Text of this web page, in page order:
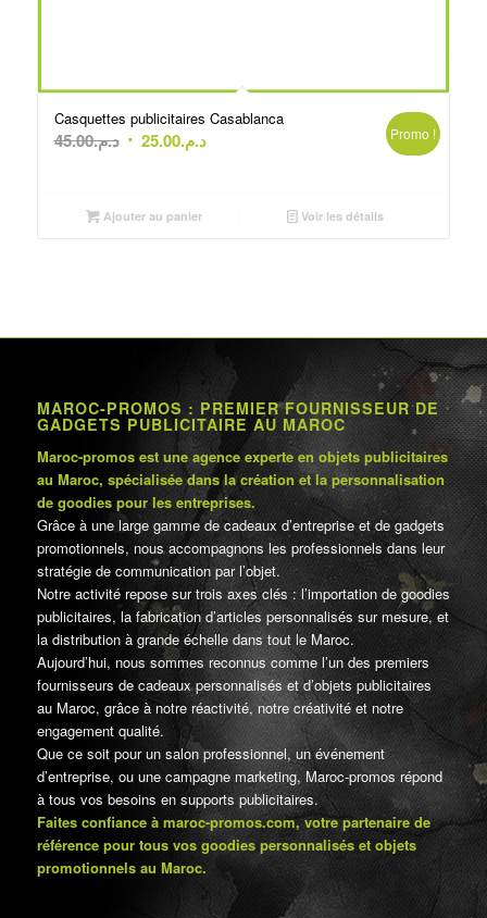
Casquettes publicitaires Casablanca
د.م.45.00
Le
était :
د.م.25.00
Le
Promo !
Ajouter au panier Voir les détails
MAROC-PROMOS : PREMIER FOURNISSEUR DE
GADGETS PUBLICITAIRE AU MAROC
Maroc-promos est une agence experte en objets publicitaires
au Maroc, spécialisée dans la création et la personnalisation
de goodies pour les entreprises.
Grâce à une large gamme de cadeaux d’entreprise et de gadgets
promotionnels, nous accompagnons les professionnels dans leur
stratégie de communication par l’objet.
Notre activité repose sur trois axes clés : l’importation de goodies
publicitaires, la fabrication d’articles personnalisés sur mesure, et
la distribution à grande échelle dans tout le Maroc.
Aujourd’hui, nous sommes reconnus comme l’un des premiers
fournisseurs de cadeaux personnalisés et d’objets publicitaires
au Maroc, grâce à notre réactivité, notre créativité et notre
engagement qualité.
Que ce soit pour un salon professionnel, un événement
d’entreprise, ou une campagne marketing, Maroc-promos répond
à tous vos besoins en supports publicitaires.
Faites confiance à maroc-promos.com, votre partenaire de
référence pour tous vos goodies personnalisés et objets
promotionnels au Maroc.